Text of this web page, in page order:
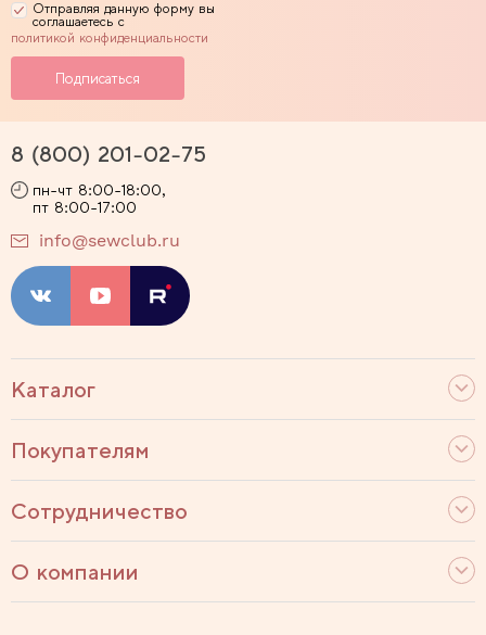
Отправляя данную форму вы
соглашаетесь с
политикой конфиденциальности
Каталог
Покупателям
Сотрудничество
О компании
8 (800) 201-02-75
пн-чт 8:00-18:00,
пт 8:00-17:00
info@sewclub.ru